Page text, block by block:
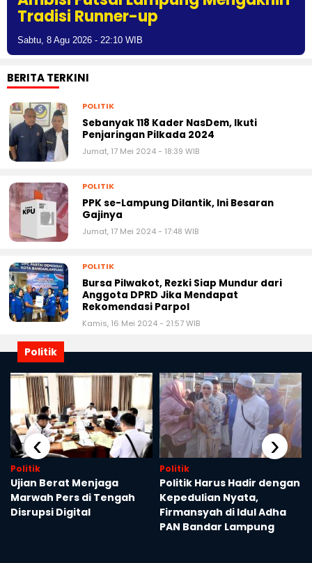
Tradisi Runner-up
Sabtu, 8 Agu 2026 - 22:10 WIB
BERITA TERKINI
POLITIK
Sebanyak 118 Kader NasDem, Ikuti
Penjaringan Pilkada 2024
Jumat, 17 Mei 2024 - 18:39 WIB
POLITIK
PPK se-Lampung Dilantik, Ini Besaran
Gajinya
Jumat, 17 Mei 2024 - 17:48 WIB
POLITIK
Bursa Pilwakot, Rezki Siap Mundur dari
Anggota DPRD Jika Mendapat
Rekomendasi Parpol
Kamis, 16 Mei 2024 - 21:57 WIB
Politik
Politik
Ujian Berat Menjaga
Marwah Pers di Tengah
Disrupsi Digital
Politik
Politik Harus Hadir dengan
Kepedulian Nyata,
Firmansyah di Idul Adha
PAN Bandar Lampung
‹ ›